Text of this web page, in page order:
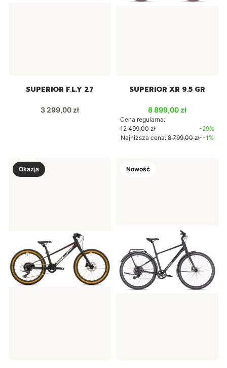
SUPERIOR F.L.Y 27
Cena
3 299,00 zł
SUPERIOR XR 9.5 GR
Cena promocyjna
8 899,00 zł
Cena regularna:
12 499,00 zł
-29%
Najniższa cena: 8 799,00 zł--1%
Okazja Nowość